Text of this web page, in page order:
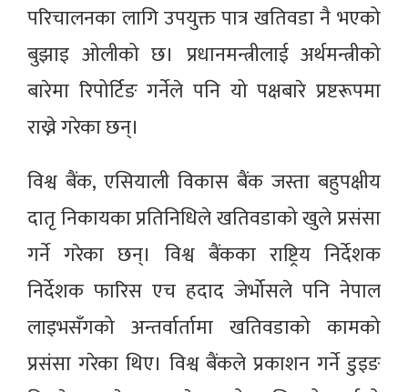
परिचालनका लागि उपयुक्त पात्र खतिवडा नै भएको
बुझाइ ओलीको छ। प्रधानमन्त्रीलाई अर्थमन्त्रीको
बारेमा रिपोर्टिङ गर्नेले पनि यो पक्षबारे प्रष्टरूपमा
राख्ने गरेका छन्।
विश्व बैंक, एसियाली विकास बैंक जस्ता बहुपक्षीय
दातृ निकायका प्रतिनिधिले खतिवडाको खुले प्रसंसा
गर्ने गरेका छन्। विश्व बैंकका राष्ट्रिय निर्देशक
निर्देशक फारिस एच हदाद जेर्भोसले पनि नेपाल
लाइभसँगको अन्तर्वार्तामा खतिवडाको कामको
प्रसंसा गरेका थिए। विश्व बैंकले प्रकाशन गर्ने डुइङ